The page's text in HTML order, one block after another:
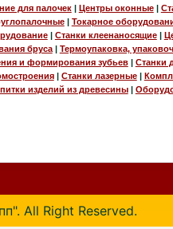
для палочек| Центры оконные|
| Токарное
| Станки клеенаносящие|
бруса| Термоупаковка,
и формирования зубьев| Станки
| Станки лазерные|
изделий из древесины|
All Right Reserved.